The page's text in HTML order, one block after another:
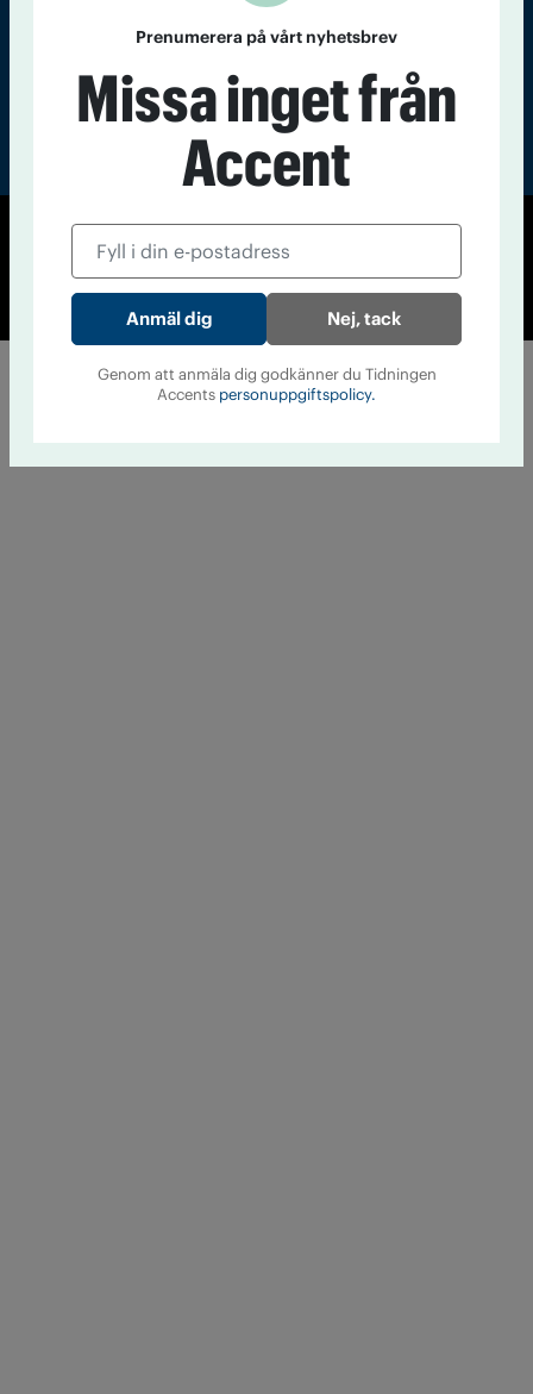
© Tidningen Accent 2026
Cookiepolicy
Personuppgiftspolicy
Prenumerera på vårt nyhetsbrev
Missa inget från
Accent
Nej, tack
Genom att anmäla dig godkänner du Tidningen
Accents personuppgiftspolicy.